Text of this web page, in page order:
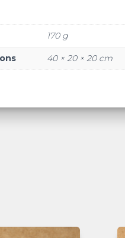
170 g
40 × 20 × 20 cm